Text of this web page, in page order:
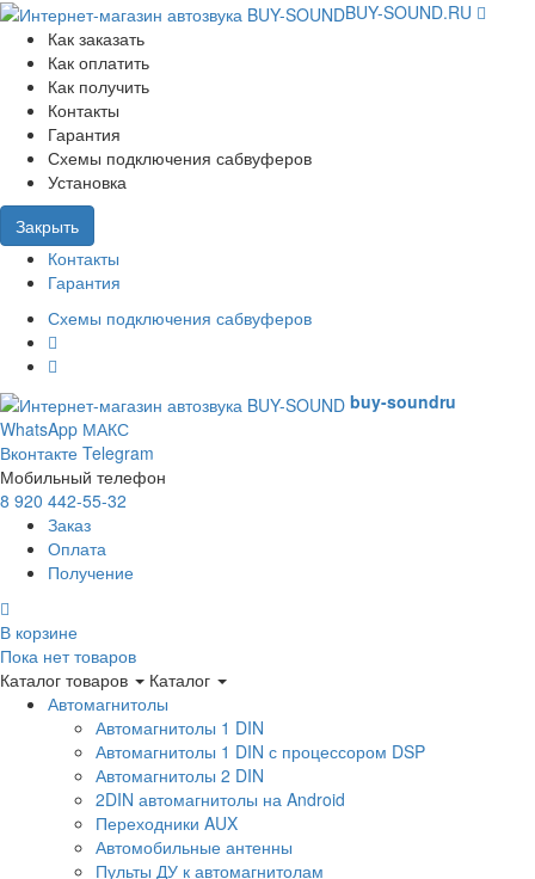
BUY-SOUND.RU
Как заказать
Как оплатить
Как получить
Контакты
Гарантия
Схемы подключения сабвуферов
Установка
Закрыть
Контакты
Гарантия
Схемы подключения сабвуферов
buy-soundru
WhatsApp МАКС
Вконтакте Telegram
Мобильный телефон
8 920 442-55-32
Заказ
Оплата
Получение
В корзине
Пока нет товаров
Каталог товаров
Каталог
Автомагнитолы
Автомагнитолы 1 DIN
Автомагнитолы 1 DIN с процессором DSP
Автомагнитолы 2 DIN
2DIN автомагнитолы на Android
Переходники AUX
Автомобильные антенны
Пульты ДУ к автомагнитолам